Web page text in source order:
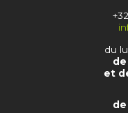
du
de
et
de